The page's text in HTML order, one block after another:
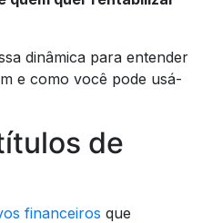
dinâmica para entender
e como você pode usá-
de
financeiros que